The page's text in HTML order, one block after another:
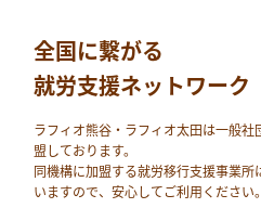
全国に繋がる
就労支援ネットワーク
ラフィオ熊⾕・ラフィオ太田は⼀般
盟しております。
同機構に加盟する就労移⾏⽀援事業
いますので、安⼼してご利⽤ください。